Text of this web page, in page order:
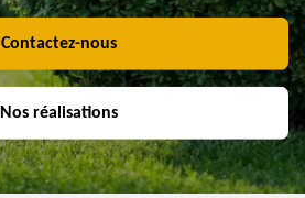
Contactez-nous
Nos réalisations